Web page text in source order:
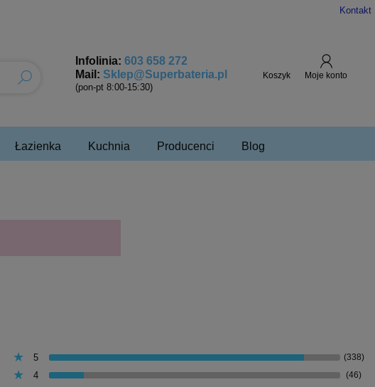
Kontakt
Infolinia: 603 658 272
Mail: Sklep@Superbateria.pl
(pon-pt 8:00-15:30)
Łazienka Kuchnia Producenci Blog
5 (338)
4 (46)